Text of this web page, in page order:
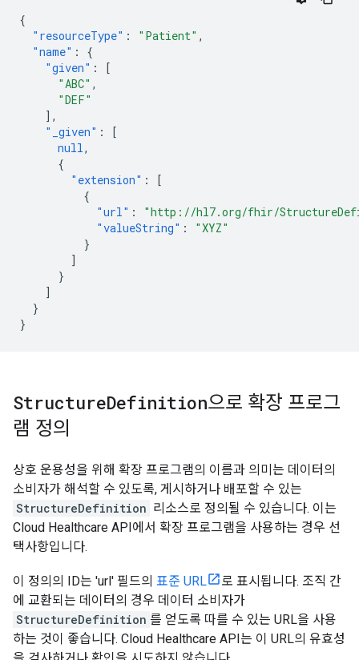
{
"resourceType" : "Patient" ,
"name" :
{
"given" :
[
"ABC" ,
"DEF"
],
"_given" :
[
null,
{
"extension" :
[
{
"url" :
"http://hl7.org/fhir/
"valueString" :
"XYZ"
}
]
}
]
}
}
StructureDefinition으로 확장 프로그
램 정의
상호 운용성을 위해 확장 프로그램의 이름과 의미는 데이터의
소비자가 해석할 수 있도록, 게시하거나 배포할 수 있는
StructureDefinition 리소스로 정의될 수 있습니다. 이는
Cloud Healthcare API에서 확장 프로그램을 사용하는 경우 선
택사항입니다.
이 정의의 ID는 'url' 필드의 표준 URL
로 표시됩니다. 조직 간
에 교환되는 데이터의 경우 데이터 소비자가
StructureDefinition 를 얻도록 따를 수 있는 URL을 사용
하는 것이 좋습니다. Cloud Healthcare API는 이 URL의 유효성